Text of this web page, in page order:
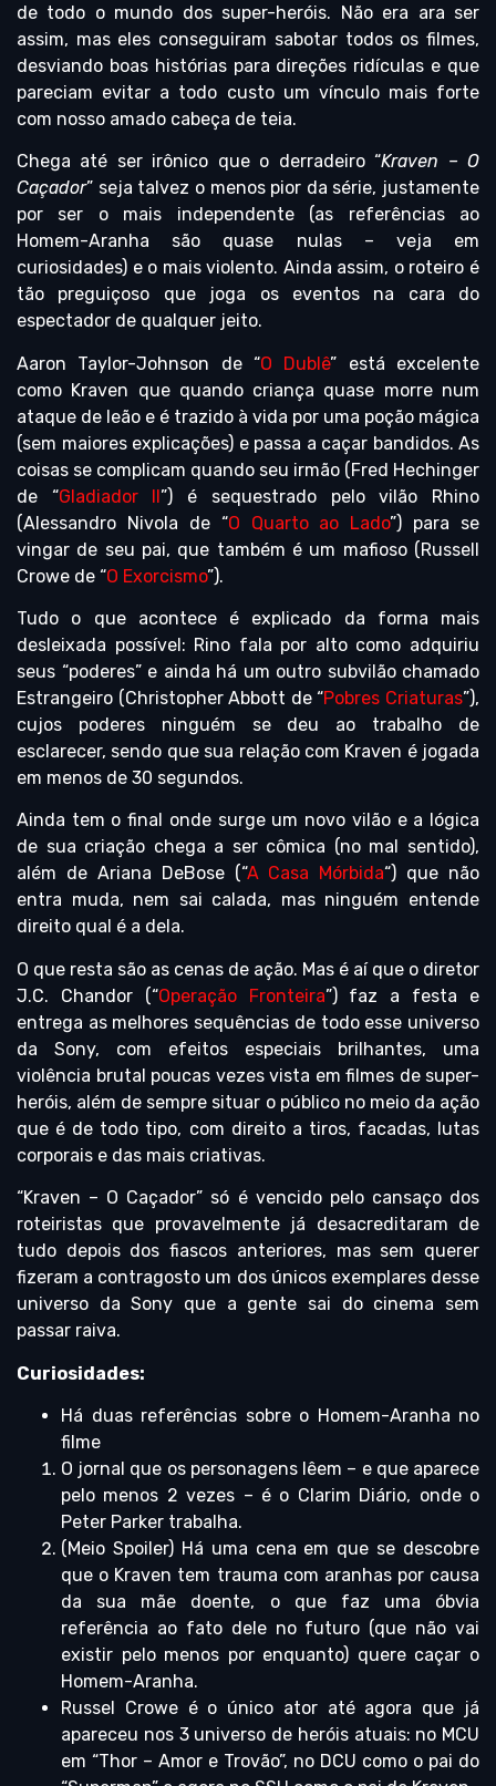
de todo o mundo dos super-heróis. Não era ara ser
assim, mas eles conseguiram sabotar todos os filmes,
desviando boas histórias para direções ridículas e que
pareciam evitar a todo custo um vínculo mais forte
com nosso amado cabeça de teia.
Chega até ser irônico que o derradeiro “Kraven – O
Caçador” seja talvez o menos pior da série, justamente
por ser o mais independente (as referências ao
Homem-Aranha são quase nulas – veja em
curiosidades) e o mais violento. Ainda assim, o roteiro é
tão preguiçoso que joga os eventos na cara do
espectador de qualquer jeito.
Aaron Taylor-Johnson de “O Dublê” está excelente
como Kraven que quando criança quase morre num
ataque de leão e é trazido à vida por uma poção mágica
(sem maiores explicações) e passa a caçar bandidos. As
coisas se complicam quando seu irmão (Fred Hechinger
de “Gladiador II”) é sequestrado pelo vilão Rhino
(Alessandro Nivola de “O Quarto ao Lado”) para se
vingar de seu pai, que também é um mafioso (Russell
Crowe de “O Exorcismo”).
Tudo o que acontece é explicado da forma mais
desleixada possível: Rino fala por alto como adquiriu
seus “poderes” e ainda há um outro subvilão chamado
Estrangeiro (Christopher Abbott de “Pobres Criaturas”),
cujos poderes ninguém se deu ao trabalho de
esclarecer, sendo que sua relação com Kraven é jogada
em menos de 30 segundos.
Ainda tem o final onde surge um novo vilão e a lógica
de sua criação chega a ser cômica (no mal sentido),
além de Ariana DeBose (“A Casa Mórbida“) que não
entra muda, nem sai calada, mas ninguém entende
direito qual é a dela.
O que resta são as cenas de ação. Mas é aí que o diretor
J.C. Chandor (“Operação Fronteira”) faz a festa e
entrega as melhores sequências de todo esse universo
da Sony, com efeitos especiais brilhantes, uma
violência brutal poucas vezes vista em filmes de super-
heróis, além de sempre situar o público no meio da ação
que é de todo tipo, com direito a tiros, facadas, lutas
corporais e das mais criativas.
“Kraven – O Caçador” só é vencido pelo cansaço dos
roteiristas que provavelmente já desacreditaram de
tudo depois dos fiascos anteriores, mas sem querer
fizeram a contragosto um dos únicos exemplares desse
universo da Sony que a gente sai do cinema sem
passar raiva.
Curiosidades:
Há duas referências sobre o Homem-Aranha no
filme
O jornal que os personagens lêem – e que aparece
pelo menos 2 vezes – é o Clarim Diário, onde o
Peter Parker trabalha.
(Meio Spoiler) Há uma cena em que se descobre
que o Kraven tem trauma com aranhas por causa
da sua mãe doente, o que faz uma óbvia
referência ao fato dele no futuro (que não vai
existir pelo menos por enquanto) quere caçar o
Homem-Aranha.
Russel Crowe é o único ator até agora que já
apareceu nos 3 universo de heróis atuais: no MCU
em “Thor – Amor e Trovão”, no DCU como o pai do